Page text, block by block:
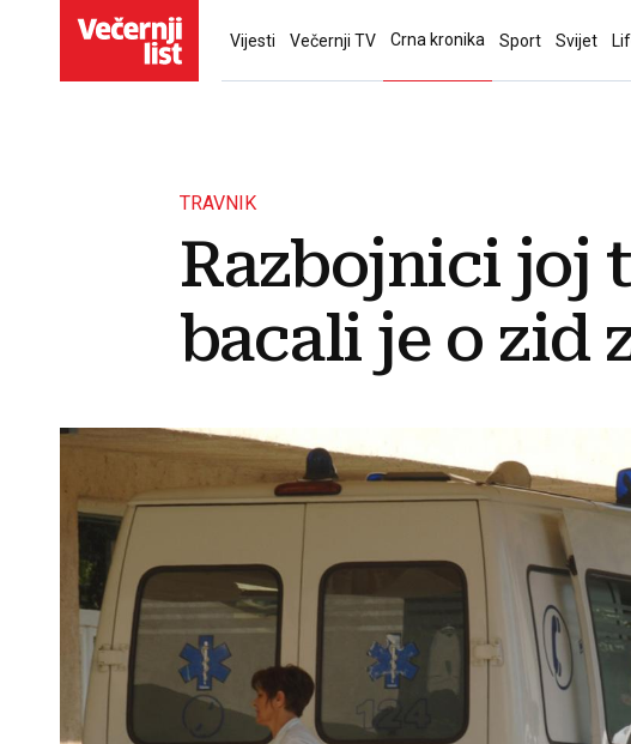
Vijesti Večernji TV Crna kronika Sport Svijet
TRAVNIK
Razbojnici joj
bacali je o zid